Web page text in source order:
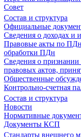
Совет
Состав и структура
Официальные
Сведения о доходах и
Правовые акты по
обработки ПДн
Сведения о
правовых актов,
Общественные
Контрольно-счетная
Состав и структура
Новости
Нормативные
Документы КСП
Стандарты внешнего